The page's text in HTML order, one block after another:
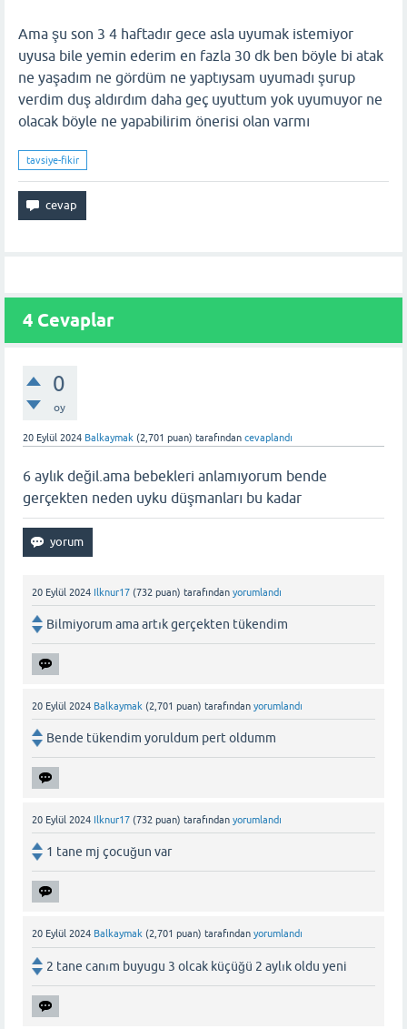
Ama şu son 3 4 haftadır gece asla uyumak istemiyor
uyusa bile yemin ederim en fazla 30 dk ben böyle bi atak
ne yaşadım ne gördüm ne yaptıysam uyumadı şurup
verdim duş aldırdım daha geç uyuttum yok uyumuyor ne
olacak böyle ne yapabilirim önerisi olan varmı
tavsiye-fikir
4 Cevaplar
0
oy
20 Eylül 2024 Balkaymak (2,701 puan) tarafından cevaplandı
6 aylık değil.ama bebekleri anlamıyorum bende
gerçekten neden uyku düşmanları bu kadar
20 Eylül 2024 Ilknur17 (732 puan) tarafından yorumlandı
Bilmiyorum ama artık gerçekten tükendim
20 Eylül 2024 Balkaymak (2,701 puan) tarafından yorumlandı
Bende tükendim yoruldum pert oldumm
20 Eylül 2024 Ilknur17 (732 puan) tarafından yorumlandı
1 tane mj çocuğun var
20 Eylül 2024 Balkaymak (2,701 puan) tarafından yorumlandı
2 tane canım buyugu 3 olcak küçüğü 2 aylık oldu yeni